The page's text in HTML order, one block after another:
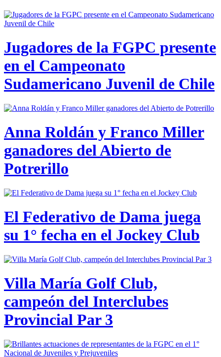
Jugadores de la FGPC presente
en el Campeonato
Sudamericano Juvenil de Chile
Anna Roldán y Franco Miller
ganadores del Abierto de
Potrerillo
El Federativo de Dama juega
su 1° fecha en el Jockey Club
Villa María Golf Club,
campeón del Interclubes
Provincial Par 3